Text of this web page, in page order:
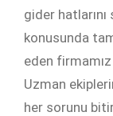
gider
konusunda
eden
Uzman
her sorunu